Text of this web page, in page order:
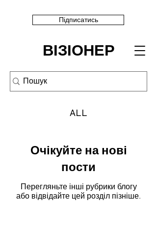
ВІЗІОНЕР
Підписатись
ALL
Очікуйте на нові
пости
Перегляньте інші рубрики блогу
або відвідайте цей розділ пізніше.